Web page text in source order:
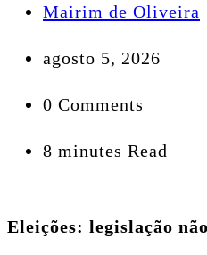
Mairim de Oliveira
agosto 5, 2026
0 Comments
8 minutes Read
Eleições: legislação